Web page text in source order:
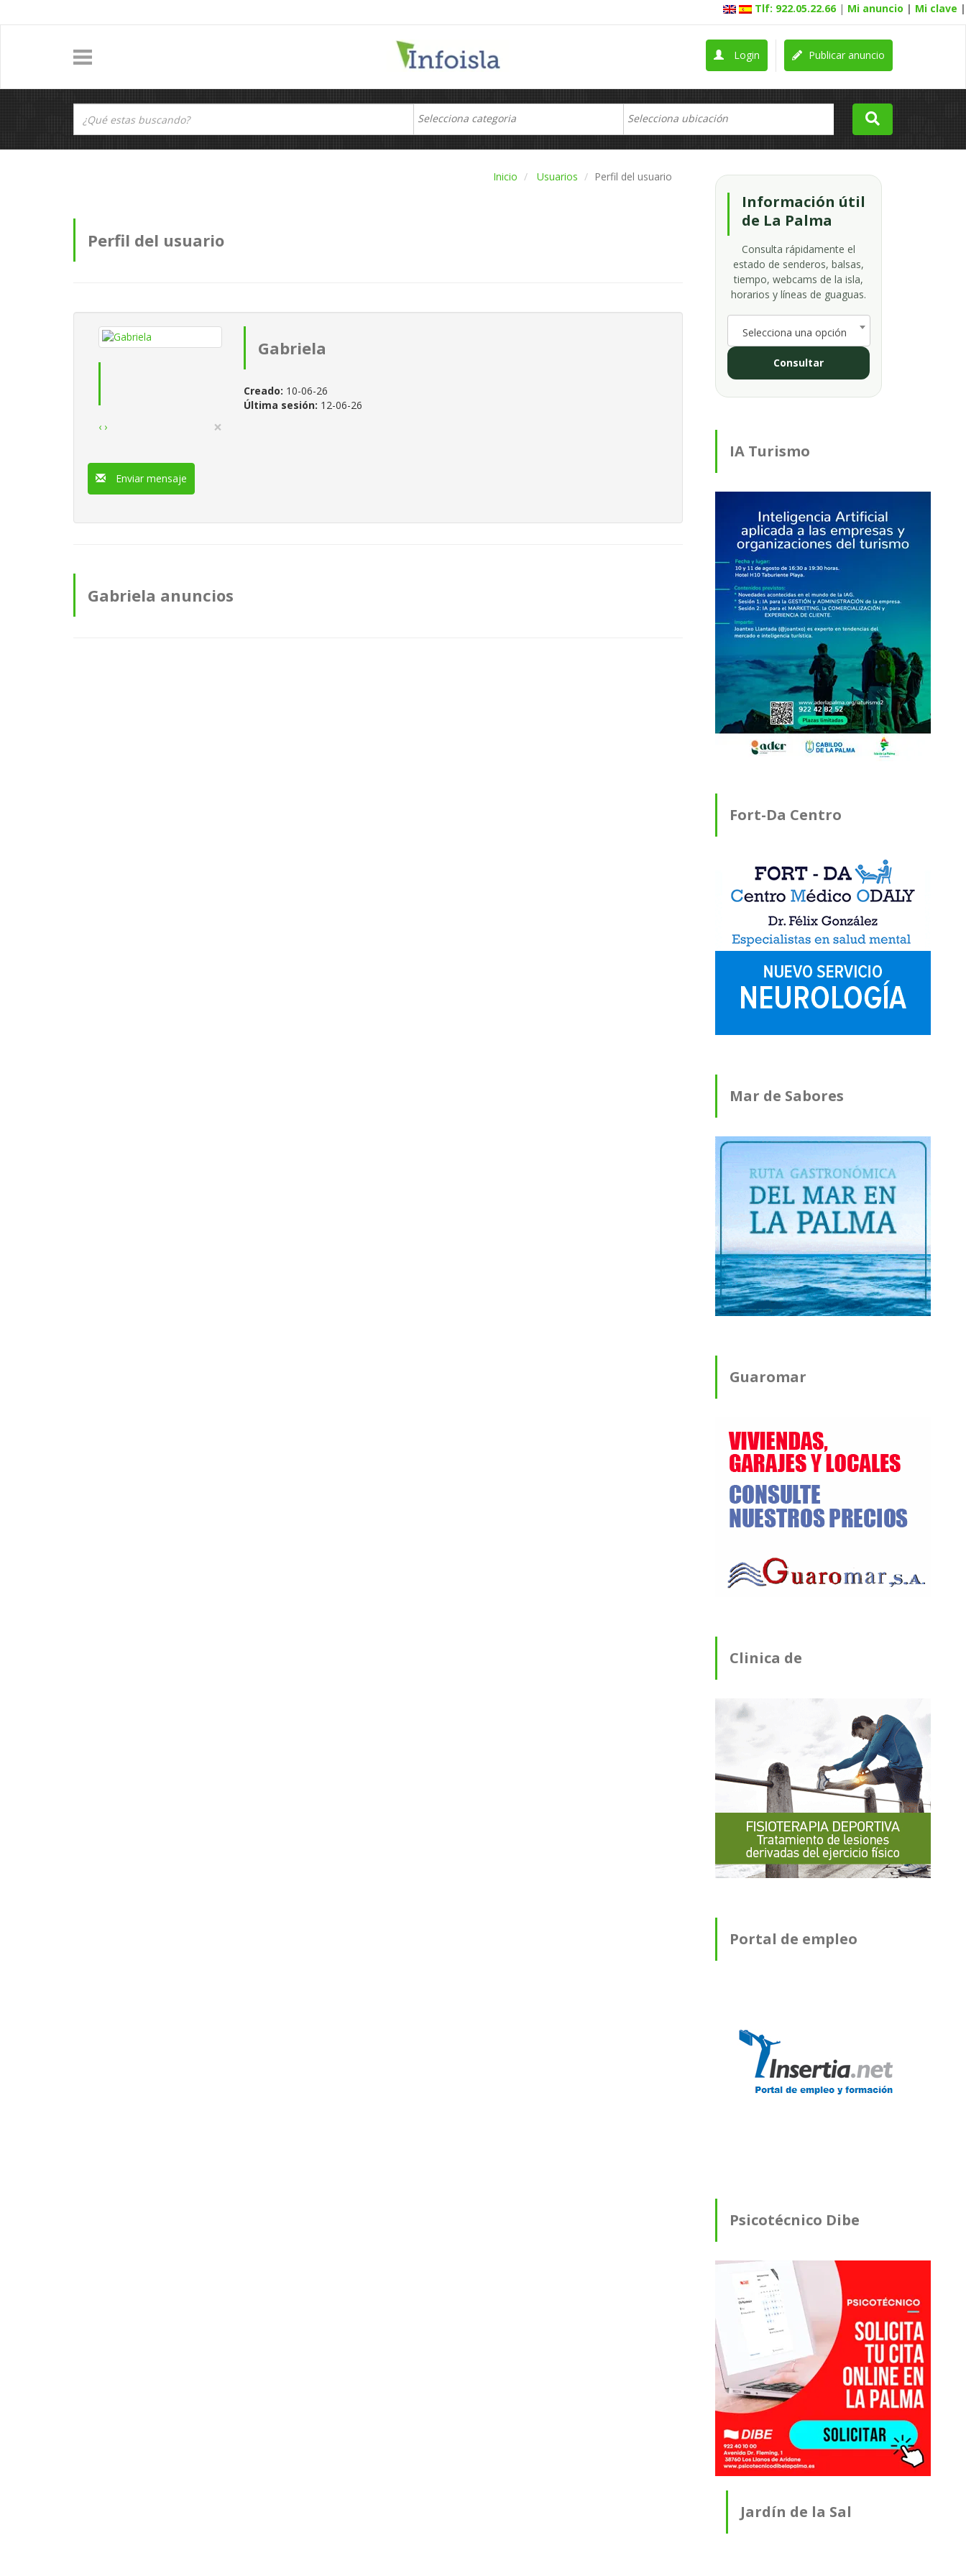
Tlf: 922.05.22.66 | Mi anuncio | Mi clave |
Publicar anuncio
Login
Inicio Usuarios Perfil del usuario
Perfil del usuario
‹ › ×
Gabriela
Creado: 10-06-26
Última sesión: 12-06-26
Enviar mensaje
Gabriela anuncios
Información útil
de La Palma
Consulta rápidamente el
estado de senderos, balsas,
tiempo, webcams de la isla,
horarios y líneas de guaguas.
Selecciona una opción
Consultar
IA Turismo
Fort-Da Centro
Mar de Sabores
Guaromar
Clinica de
Fisioterapia
Portal de empleo
Psicotécnico Dibe
Jardín de la Sal